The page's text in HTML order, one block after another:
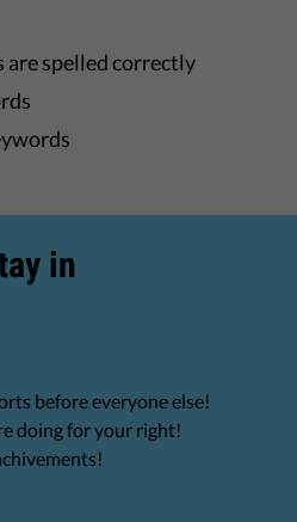
are spelled correctly
in
before everyone else!
doing for your right!